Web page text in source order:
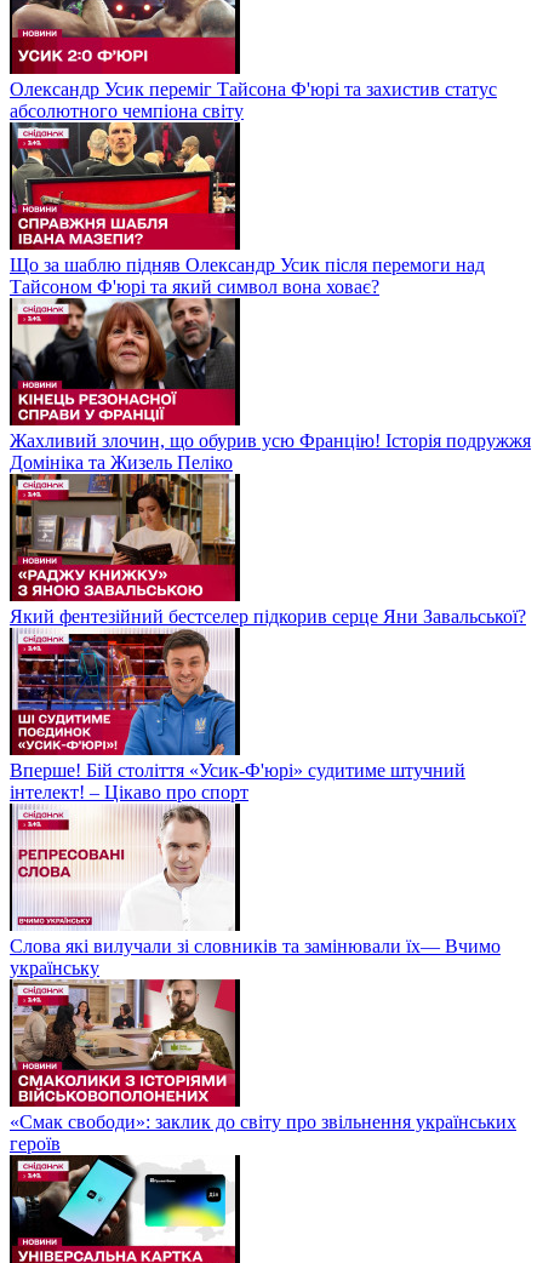
Олександр Усик переміг Тайсона Ф'юрі та захистив статус
абсолютного чемпіона світу
Що за шаблю підняв Олександр Усик після перемоги над
Тайсоном Ф'юрі та який символ вона ховає?
Жахливий злочин, що обурив усю Францію! Історія подружжя
Домініка та Жизель Пеліко
Який фентезійний бестселер підкорив серце Яни Завальської?
Вперше! Бій століття «Усик-Ф'юрі» судитиме штучний
інтелект! – Цікаво про спорт
Слова які вилучали зі словників та замінювали їх— Вчимо
українську
«Смак свободи»: заклик до світу про звільнення українських
героїв